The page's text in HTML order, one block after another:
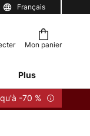
Français
Mon panier
Plus
-70 %